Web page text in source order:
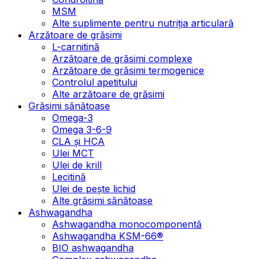
MSM
Alte suplimente pentru nutriția articulară
Arzătoare de grăsimi
L-carnitină
Arzătoare de grăsimi complexe
Arzătoare de grăsimi termogenice
Controlul apetitului
Alte arzătoare de grăsimi
Grăsimi sănătoase
Omega-3
Omega 3-6-9
CLA şi HCA
Ulei MCT
Ulei de krill
Lecitină
Ulei de pește lichid
Alte grăsimi sănătoase
Ashwagandha
Ashwagandha monocomponentă
Ashwagandha KSM-66®
BIO ashwagandha